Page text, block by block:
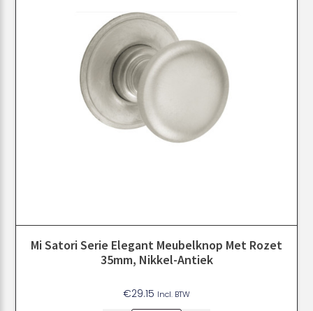
Mi Satori Serie Elegant Meubelknop Met Rozet
35mm, Nikkel-Antiek
€29.15 Incl. BTW